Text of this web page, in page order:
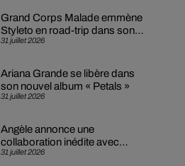
31 juillet 2026
Grand Corps Malade emmène
Styleto en road-trip dans son
nouveau clip
31 juillet 2026
Ariana Grande se libère dans
son nouvel album « Petals »
31 juillet 2026
Angèle annonce une
collaboration inédite avec
Amelie Lens